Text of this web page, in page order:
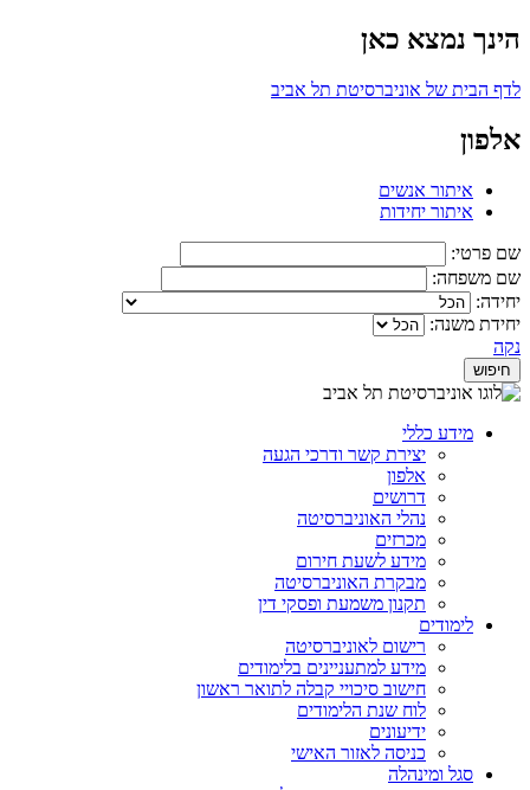
הינך נמצא כאן
לדף הבית של אוניברסיטת תל אביב
אלפון
איתור אנשים
איתור יחידות
שם פרטי:
שם משפחה:
יחידה:
יחידת משנה:
נקה
מידע כללי
יצירת קשר ודרכי הגעה
אלפון
דרושים
נהלי האוניברסיטה
מכרזים
מידע לשעת חירום
מבקרת האוניברסיטה
תקנון משמעת ופסקי דין
לימודים
רישום לאוניברסיטה
מידע למתעניינים בלימודים
חישוב סיכויי קבלה לתואר ראשון
לוח שנת הלימודים
ידיעונים
כניסה לאזור האישי
סגל ומינהלה